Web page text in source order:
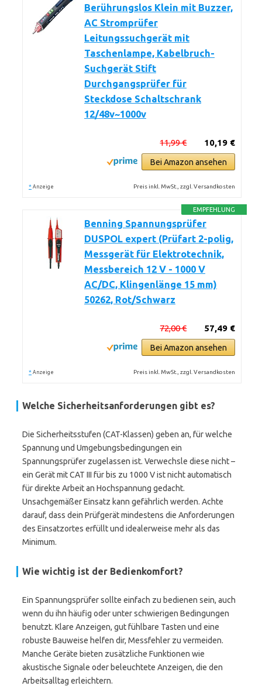
Berührungslos Klein mit Buzzer,
AC Stromprüfer
Leitungssuchgerät mit
Taschenlampe, Kabelbruch-
Suchgerät Stift
Durchgangsprüfer für
Steckdose Schaltschrank
12/48v~1000v
10,19 €
11,99 €
Bei Amazon ansehen
* Anzeige Preis inkl. MwSt., zzgl. Versandkosten
EMPFEHLUNG
Benning Spannungsprüfer
DUSPOL expert (Prüfart 2-polig,
Messgerät für Elektrotechnik,
Messbereich 12 V - 1000 V
AC/DC, Klingenlänge 15 mm)
50262, Rot/Schwarz
57,49 €
72,00 €
Bei Amazon ansehen
* Anzeige Preis inkl. MwSt., zzgl. Versandkosten
Welche Sicherheitsanforderungen gibt es?
Die Sicherheitsstufen (CAT-Klassen) geben an, für welche
Spannung und Umgebungsbedingungen ein
Spannungsprüfer zugelassen ist. Verwechsle diese nicht –
ein Gerät mit CAT III für bis zu 1000 V ist nicht automatisch
für direkte Arbeit an Hochspannung gedacht.
Unsachgemäßer Einsatz kann gefährlich werden. Achte
darauf, dass dein Prüfgerät mindestens die Anforderungen
des Einsatzortes erfüllt und idealerweise mehr als das
Minimum.
Wie wichtig ist der Bedienkomfort?
Ein Spannungsprüfer sollte einfach zu bedienen sein, auch
wenn du ihn häufig oder unter schwierigen Bedingungen
benutzt. Klare Anzeigen, gut fühlbare Tasten und eine
robuste Bauweise helfen dir, Messfehler zu vermeiden.
Manche Geräte bieten zusätzliche Funktionen wie
akustische Signale oder beleuchtete Anzeigen, die den
Arbeitsalltag erleichtern.